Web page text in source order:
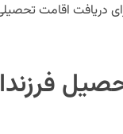
دریافت اقامت